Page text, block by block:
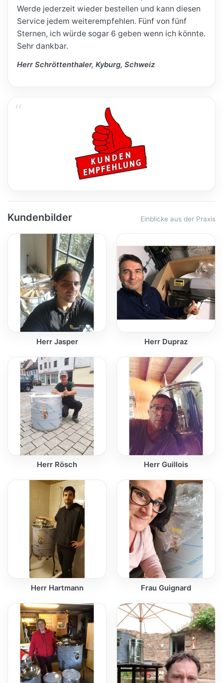
Werde jederzeit wieder bestellen und kann diesen
Service jedem weiterempfehlen. Fünf von fünf
Sternen, ich würde sogar 6 geben wenn ich könnte.
Sehr dankbar.
Herr Schröttenthaler, Kyburg, Schweiz
Kundenbilder Einblicke aus der Praxis
Herr Jasper Herr Dupraz
Herr Rösch Herr Guillois
Herr Hartmann Frau Guignard